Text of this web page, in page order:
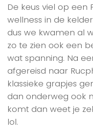
De keus viel op
wellness in de
dus we kwamen al
zo te zien ook een
wat spanning. Na
afgereisd naar
klassieke grapjes
dan onderweg ook
komt dan weet je
lol.